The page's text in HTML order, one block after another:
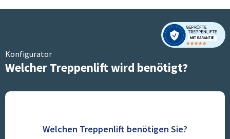
Konfigurator
Welcher Treppenlift wird benötigt?
Welchen Treppenlift benötigen Sie?